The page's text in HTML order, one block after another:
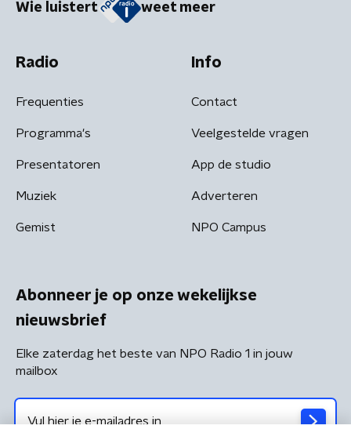
Wie luistert weet meer
Radio
Frequenties
Programma's
Presentatoren
Muziek
Gemist
Info
Contact
Veelgestelde vragen
App de studio
Adverteren
NPO Campus
Abonneer je op onze wekelijkse
nieuwsbrief
Elke zaterdag het beste van NPO Radio 1 in jouw
mailbox